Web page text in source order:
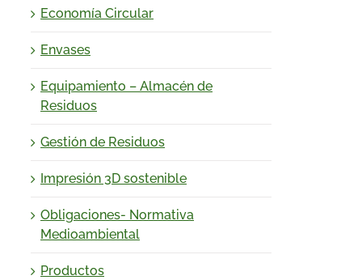
Economía Circular
Envases
Equipamiento – Almacén de
Residuos
Gestión de Residuos
Impresión 3D sostenible
Obligaciones- Normativa
Medioambiental
Productos